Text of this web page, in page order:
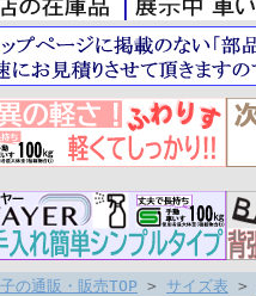
の通販・販売TOP > サイズ表 >